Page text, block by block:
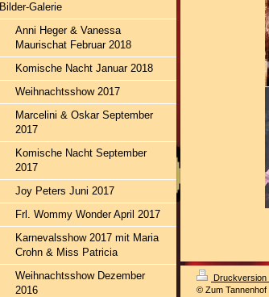
Bilder-Galerie
Anni Heger & Vanessa
Maurischat Februar 2018
Komische Nacht Januar 2018
Weihnachtsshow 2017
Marcelini & Oskar September
2017
Komische Nacht September
2017
Joy Peters Juni 2017
Frl. Wommy Wonder April 2017
Karnevalsshow 2017 mit Maria
Crohn & Miss Patricia
Weihnachtsshow Dezember
2016
Druckversion
© Zum Tannenhof